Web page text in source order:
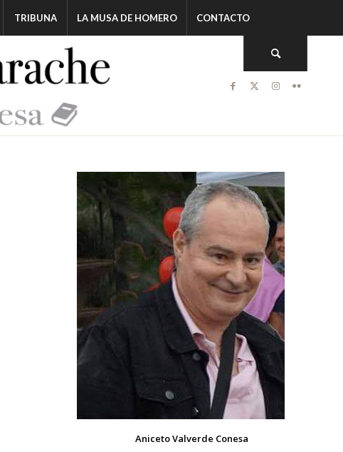
TRIBUNA LA MUSA DE HOMERO CONTACTO
Aniceto Valverde Conesa